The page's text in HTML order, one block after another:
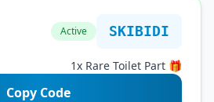
Active
Copy Code